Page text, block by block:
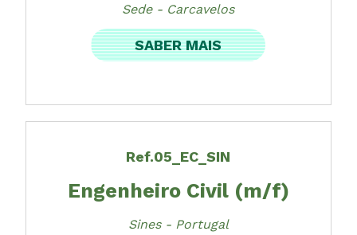
Sede - Carcavelos
SABER MAIS
Ref.05_EC_SIN
Engenheiro Civil (m/f)
Sines - Portugal